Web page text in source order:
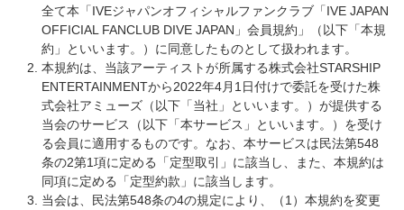
全て本「IVEジャパンオフィシャルファンクラブ「IVE JAPAN
OFFICIAL FANCLUB DIVE JAPAN」会員規約」（以下「本規
約」といいます。）に同意したものとして扱われます。
本規約は、当該アーティストが所属する株式会社STARSHIP
ENTERTAINMENTから2022年4月1日付けで委託を受けた株
式会社アミューズ（以下「当社」といいます。）が提供する
当会のサービス（以下「本サービス」といいます。）を受け
る会員に適用するものです。なお、本サービスは民法第548
条の2第1項に定める「定型取引」に該当し、また、本規約は
同項に定める「定型約款」に該当します。
当会は、民法第548条の4の規定により、（1）本規約を変更